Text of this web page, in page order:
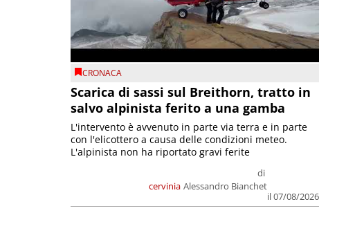
CRONACA
Scarica di sassi sul Breithorn, tratto in
salvo alpinista ferito a una gamba
cervinia
di
Alessandro Bianchet
il 07/08/2026
L'intervento è avvenuto in parte via terra e in parte
con l'elicottero a causa delle condizioni meteo.
L'alpinista non ha riportato gravi ferite